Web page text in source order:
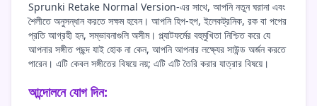
Sprunki Retake Normal Version-এর সাথে, আপনি নতুন ঘরানা এবং
শৈলীতে অনুসন্ধান করতে সক্ষম হবেন। আপনি হিপ-হপ, ইলেকট্রনিক, রক বা পপের
প্রতি আগ্রহী হন, সম্ভাবনাগুলি অসীম। প্ল্যাটফর্মের বহুমুখিতা নিশ্চিত করে যে
আপনার সঙ্গীত পছন্দ যাই হোক না কেন, আপনি আপনার লক্ষ্যের সাউন্ড অর্জন করতে
পারেন। এটি কেবল সঙ্গীতের বিষয়ে নয়; এটি এটি তৈরি করার যাত্রার বিষয়ে।
আন্দোলনে যোগ দিন: